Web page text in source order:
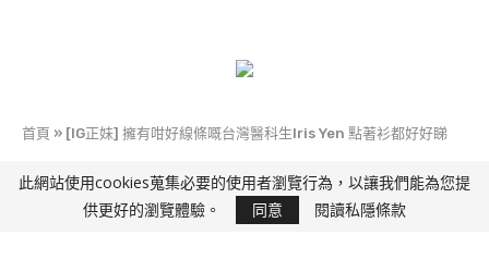
首頁 » [IG正妹] 擁有咁好線條嘅台灣醫科生Iris Yen 點著衫都好好睇
快D J
[IG正妹] 擁有咁好線條嘅台灣醫科生Iris Yen 點著衫
此網站使用cookies蒐集必要的使用者瀏覽行為，以讓我們能為您提
供更好的瀏覽體驗。
同意 閱讀私隱條款